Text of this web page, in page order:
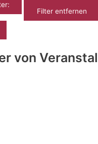
:
Filter entfernen
von